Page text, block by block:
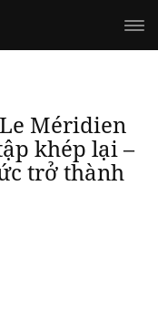
Méridien
khép lại –
trở thành